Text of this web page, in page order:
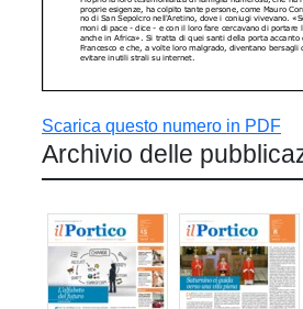
Scarica questo numero in PDF
Archivio delle